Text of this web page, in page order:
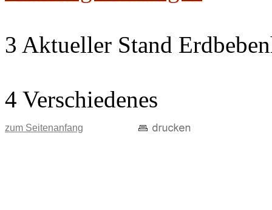
3 Aktueller Stand
4 Verschiedenes
zum Seitenanfang